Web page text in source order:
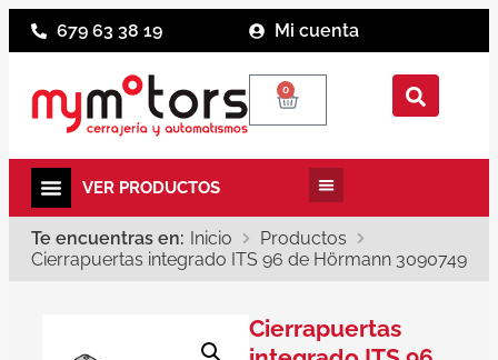
679 63 38 19 Mi cuenta
0
Te encuentras en: Inicio
Productos
Cierrapuertas integrado ITS 96 de Hörmann 3090749
Cierrapuertas